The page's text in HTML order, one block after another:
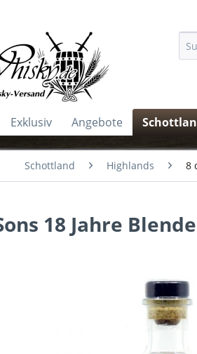
Exklusiv Angebote
Schottland Highlands 8
18 Jahre